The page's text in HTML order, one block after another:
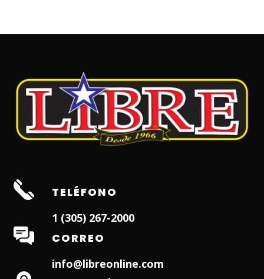
TELÉFONO
1 (305) 267-2000
CORREO
info@libreonline.com